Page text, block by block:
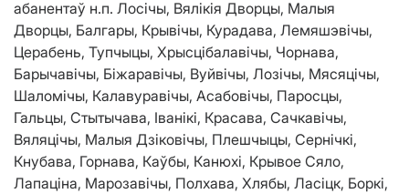
абанентаў н.п. Лосiчы, Вялікія Дворцы, Малыя
Дворцы, Балгары, Крывічы, Курадава, Лемяшэвiчы,
Церабень, Тупчыцы, Хрысцібалавічы, Чорнава,
Барычавiчы, Біжаравічы, Вуйвічы, Лозічы, Мясяцічы,
Шаломічы, Калавуравiчы, Асабовічы, Паросцы,
Гальцы, Стытычава, Iванікі, Красава, Сачкавічы,
Вяляцічы, Малыя Дзіковічы, Плешчыцы, Сернічкі,
Кнубава, Горнава, Каўбы, Канюхі, Крывое Сяло,
Лапацiна, Марозавічы, Полхава, Хлябы, Ласiцк, Боркі,